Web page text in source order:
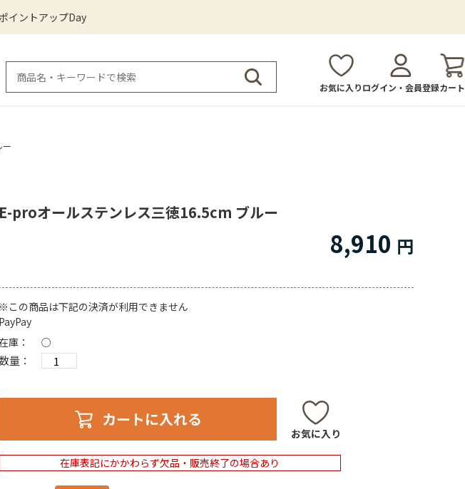
イントアップDay
お気に入りログイン・会員登録カート
ー
E-proオールステンレス三徳16.5cm ブルー
8,910
※この商品は下記の決済が利用できません
PayPay
庫：
○
量：
カートに入れる
お気に入り
在庫表記にかかわらず欠品・販売終了の場合あり